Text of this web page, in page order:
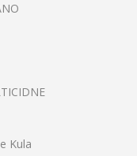
Kula